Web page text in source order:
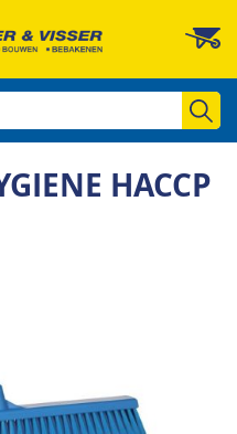
HACCP